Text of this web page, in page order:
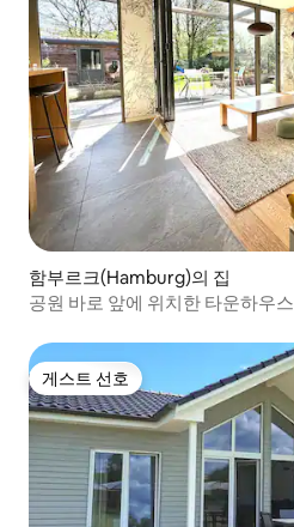
함부르크(Hamburg)의 집
공원 바로 앞에 위치한 타운하우스
게스트 선호
게스트 선호